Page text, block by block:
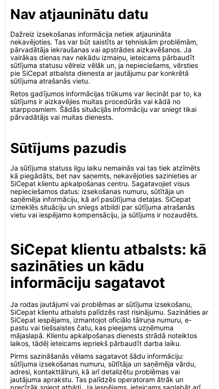
Nav atjauninātu datu
Dažreiz izsekošanas informācija netiek atjaunināta
nekavējoties. Tas var būt saistīts ar tehniskām problēmām,
pārvadātāja iekraušanas vai apstrādes aizkavēšanos. Ja
vairākas dienas nav nekādu izmaiņu, ieteicams pārbaudīt
sūtījuma statusu vēlreiz vēlāk un, ja nepieciešams, vērsties
pie SiCepat atbalsta dienesta ar jautājumu par konkrētā
sūtījuma atrašanās vietu.
Retos gadījumos informācijas trūkums var liecināt par to, ka
sūtījums ir aizkavējies muitas procedūrās vai kādā no
starpposmiem. Šādās situācijās informāciju var sniegt tikai
pārvadātājs vai muitas dienests.
Sūtījums pazudis
Ja sūtījuma statuss ilgu laiku nemainās vai tas tiek atzīmēts
kā piegādāts, bet nav saņemts, nekavējoties sazinieties ar
SiCepat klientu apkalpošanas centru. Sagatavojiet visus
nepieciešamos datus: izsekošanas numuru, sūtītāja un
saņēmēja informāciju, kā arī pasūtījuma detaļas. SiCepat
izmeklēs situāciju un sniegs atbildi par sūtījuma atrašanās
vietu vai iespējamo kompensāciju, ja sūtījums ir nozaudēts.
SiCepat klientu atbalsts: kā
sazināties un kādu
informāciju sagatavot
Ja rodas jautājumi vai problēmas ar sūtījuma izsekošanu,
SiCepat klientu atbalsts palīdzēs rast risinājumu. Sazināties ar
SiCepat iespējams, izmantojot oficiālo tālruņa numuru, e-
pastu vai tiešsaistes čatu, kas pieejams uzņēmuma
mājaslapā. Klientu apkalpošanas dienests strādā noteiktos
laikos, tādēļ ieteicams iepriekš pārbaudīt darba laiku.
Pirms sazināšanās vēlams sagatavot šādu informāciju:
sūtījuma izsekošanas numuru, sūtītāja un saņēmēja vārdu,
adresi, kontakttālruni, kā arī detalizētu problēmas vai
jautājuma aprakstu. Tas palīdzēs operatoram ātrāk un
precīzāk sniegt atbildi. Ja iespējams, ieteicams saglabāt arī